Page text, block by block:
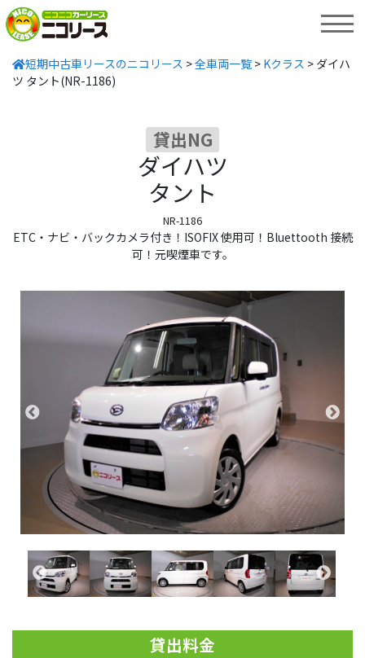
短期中古車リースのニコリース >全車両一覧 > Kクラス > ダイハ
ツ タント(NR-1186)
貸出NG
ダイハツ
タント
NR-1186
ETC・ナビ・バックカメラ付き！ISOFIX 使用可！Bluettooth 接続
可！元喫煙車です。
貸出料金